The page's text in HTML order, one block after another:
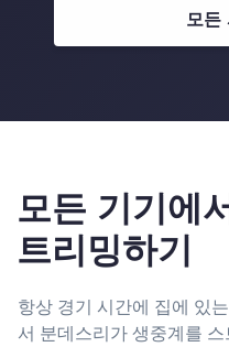
모든
모든 기기에
트리밍하기
항상 경기 시간에 집에 있
서 분데스리가 생중계를